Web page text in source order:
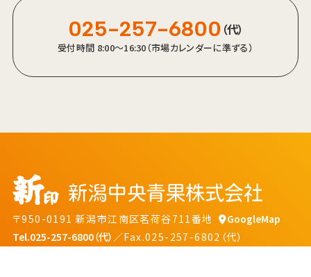
025-257-6800 （代）
受付時間 8:00～16:30（市場カレンダーに準ずる）
〒950-0191 新潟市江南区茗荷谷711番地
GoogleMap
Tel.025-257-6800（代） ／Fax.025-257-6802（代）